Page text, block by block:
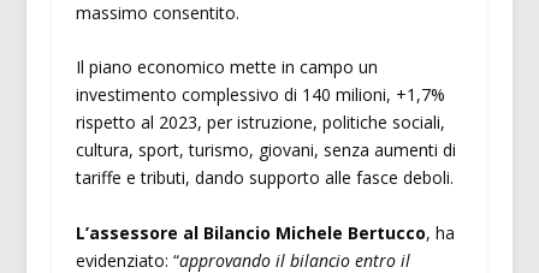
massimo consentito.
Il piano economico mette in campo un
investimento complessivo di 140 milioni, +1,7%
rispetto al 2023, per istruzione, politiche sociali,
cultura, sport, turismo, giovani, senza aumenti di
tariffe e tributi, dando supporto alle fasce deboli.
L’assessore al Bilancio Michele Bertucco, ha
evidenziato: “approvando il bilancio entro il